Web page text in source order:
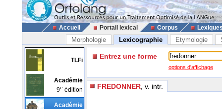
Accueil Portail lexical Corpus
Morphologie Lexicographie Etymologie
TLFi
Académie
9e édition
Académie
Entrez une forme
options d'affichage
FREDONNER , v. intr.